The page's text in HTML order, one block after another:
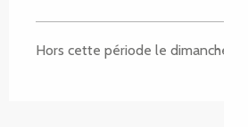
Hors cette période le dimanche de